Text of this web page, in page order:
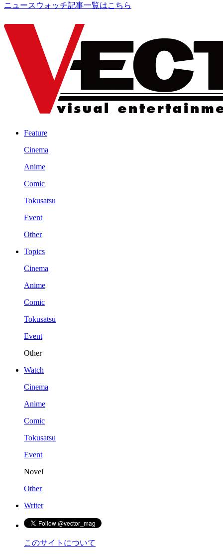
ニュースウォッチ記事一覧はこちら
Feature
Cinema
Anime
Comic
Tokusatsu
Event
Other
Topics
Cinema
Anime
Comic
Tokusatsu
Event
Other
Watch
Cinema
Anime
Comic
Tokusatsu
Event
Novel
Other
Writer
このサイトについて